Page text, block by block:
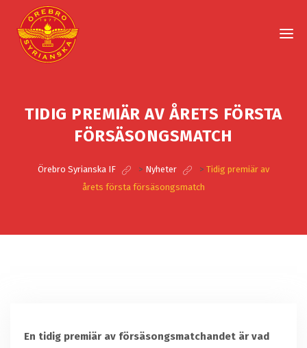
TIDIG PREMIÄR AV ÅRETS FÖRSTA
FÖRSÄSONGSMATCH
Örebro Syrianska IF > Nyheter > Tidig premiär av
årets första försäsongsmatch
En tidig premiär av försäsongsmatchandet är vad